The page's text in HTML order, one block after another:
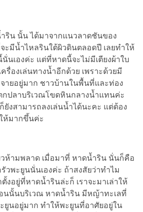
น นั้น ได้มาจากแนวลาดชันของ
ะมีน้ำไหลรินใต้ผิวดินตลอดปี เลยทำให้
นเองค่ะ แต่ที่หาดนี้จะไม่มีเตียงผ้าใบ
รื่องเล่นทางน้ำอีกด้วย เพราะด้วยมี
ยอยู่มาก ชาวบ้านในพื้นที่และท่อง
กปลาบริเวณโขดหินกลางน้ำแทนค่ะ
ยังสามารถลงเล่นน้ำได้นะคะ แต่ต้อง
ห้มากขึ้นค่ะ
ห้ามพลาด เมื่อมาที่ หาดน้ำริน นั่นก็คือ
วพะยูนนั่นเองค่ะ ถ้าสงสัยว่าทำไม
งอยู่ที่หาดน้ำรินล่ะก็ เราจะมาเล่าให้
อนนั้นบริเวณ หาดน้ำริน มีหญ้าทะเลที่
ยูนอยู่มาก ทำให้พะยูนที่อาศัยอยู่ใน